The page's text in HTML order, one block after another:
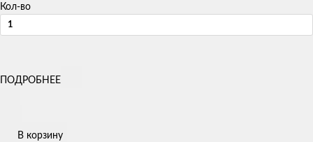
Кол-во
ПОДРОБНЕЕ
В корзину